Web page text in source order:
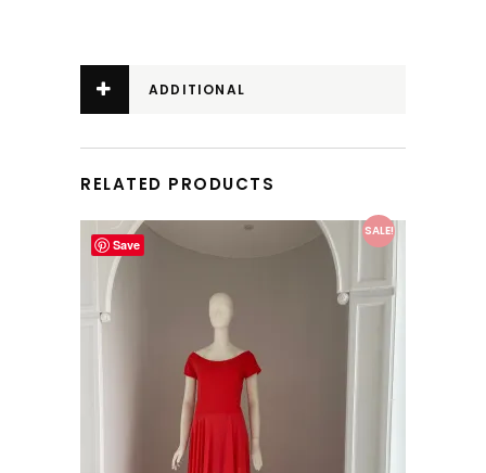
ADDITIONAL
RELATED PRODUCTS
Save
SALE!
This product has multiple variants. The options may be chosen on the product page